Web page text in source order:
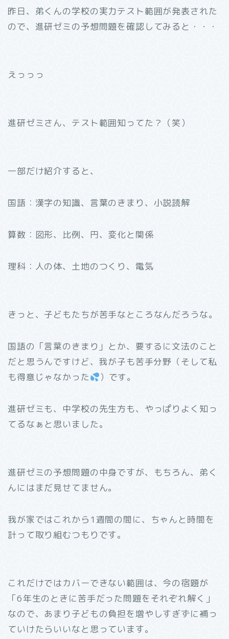
昨日、弟くんの学校の実力テスト範囲が発表された
ので、進研ゼミの予想問題を確認してみると・・・
えっっっ
進研ゼミさん、テスト範囲知ってた？（笑）
一部だけ紹介すると、
国語：漢字の知識、言葉のきまり、小説読解
算数：図形、比例、円、変化と関係
理科：人の体、土地のつくり、電気
きっと、子どもたちが苦手なところなんだろうな。
国語の「言葉のきまり」とか、要するに文法のこと
だと思うんですけど、我が子も苦手分野（そして私
も得意じゃなかった
）です。
進研ゼミも、中学校の先生方も、やっぱりよく知っ
てるなぁと思いました。
進研ゼミの予想問題の中身ですが、もちろん、弟く
んにはまだ見せてません。
我が家ではこれから1週間の間に、ちゃんと時間を
計って取り組むつもりです。
これだけではカバーできない範囲は、今の宿題が
「6年生のときに苦手だった問題をそれぞれ解く」
なので、あまり子どもの負担を増やしすぎずに補っ
ていけたらいいなと思っています。